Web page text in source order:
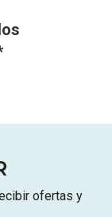
ofertas y